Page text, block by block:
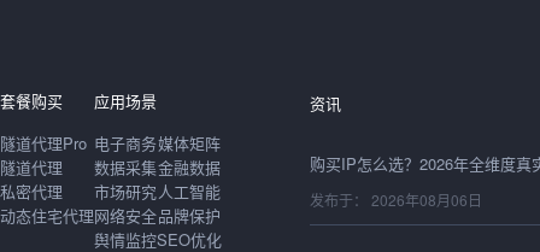
套餐购买
隧道代理Pro
隧道代理
私密代理
动态住宅代理
应用场景
电子商务
数据采集
市场研究
网络安全
舆情监控
媒体矩阵
金融数据
人工智能
品牌保护
SEO优化
资讯
发布于： 2026年08月06日
发布于： 2026年08月06日